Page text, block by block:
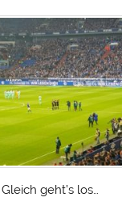
Gleich geht’s los…